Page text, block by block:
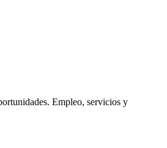
Empleo, servicios y